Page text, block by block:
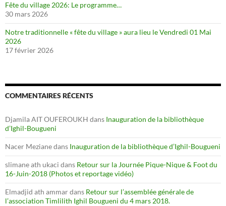
Fête du village 2026: Le programme…
30 mars 2026
Notre traditionnelle « fête du village » aura lieu le Vendredi 01 Mai
2026
17 février 2026
COMMENTAIRES RÉCENTS
Djamila AIT OUFEROUKH dans Inauguration de la bibliothèque
d’Ighil-Bougueni
Nacer Mezianedans Inauguration de la bibliothèque d’Ighil-Bougueni
slimane ath ukaci dans Retour sur la Journée Pique-Nique & Foot du
16-Juin-2018 (Photos et reportage vidéo)
Elmadjid ath ammardans Retour sur l’assemblée générale de
l’association Timlilith Ighil Bougueni du 4 mars 2018.